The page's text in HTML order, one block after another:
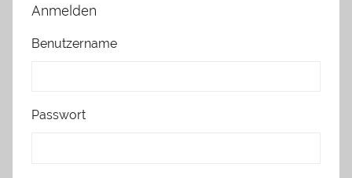
Anmelden
Benutzername
Passwort